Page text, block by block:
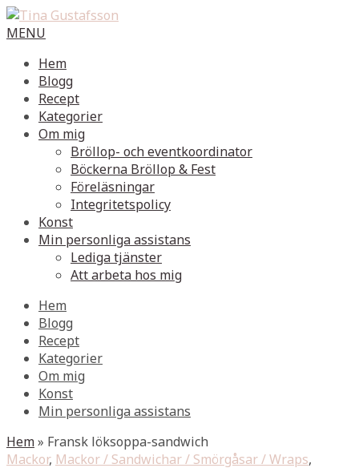
MENU
Hem
Blogg
Recept
Kategorier
Om mig
Bröllop- och eventkoordinator
Böckerna Bröllop & Fest
Föreläsningar
Integritetspolicy
Konst
Min personliga assistans
Lediga tjänster
Att arbeta hos mig
Hem
Blogg
Recept
Kategorier
Om mig
Konst
Min personliga assistans
Hem» Fransk löksoppa-sandwich
Mackor, Mackor / Sandwichar / Smörgåsar / Wraps,